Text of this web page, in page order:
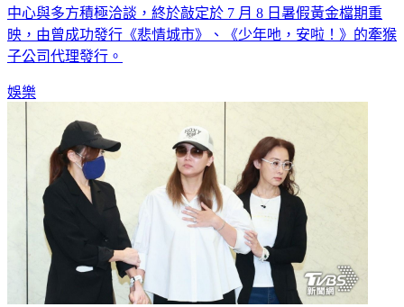
中心與多方積極洽談，終於敲定於 7 月 8 日暑假黃金檔期重
映，由曾成功發行《悲情城市》、《少年吔，安啦！》的牽猴
子公司代理發行。
娛樂